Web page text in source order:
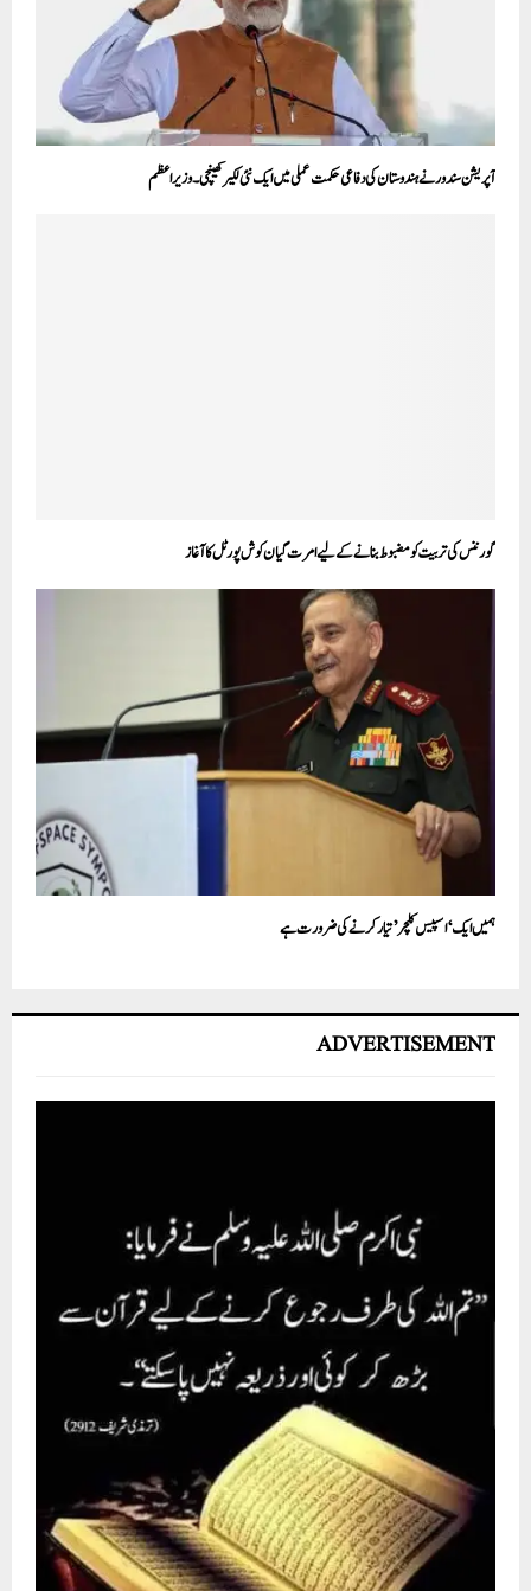
آپریشن سندور نے ہندوستان کی دفاعی حکمت عملی میں ایک نئی لکیر کھینچی ۔ وزیراعظم
گورننس کی تربیت کو مضبوط بنانے کے لیے امرت گیان کوش پورٹل کا آغاز
ہمیں ایک ‘ اسپیس کلچر’ تیار کرنے کی ضرورت ہے
ADVERTISEMENT